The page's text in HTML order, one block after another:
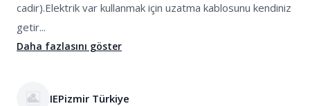
cadir).Elektrik var kullanmak için uzatma kablosunu kendiniz
getir...
Daha fazlasını göster
IEPizmir Türkiye